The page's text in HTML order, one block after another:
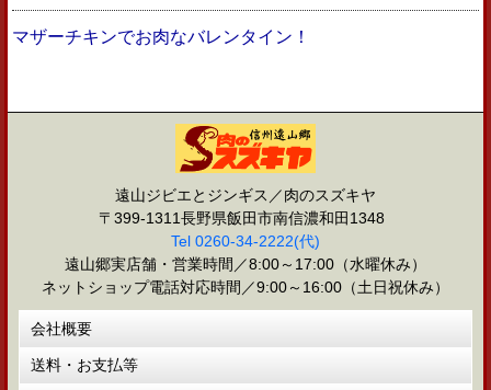
マザーチキンでお肉なバレンタイン！
遠山ジビエとジンギス／肉のスズキヤ
〒399-1311長野県飯田市南信濃和田1348
Tel 0260-34-2222(代)
遠山郷実店舗・営業時間／8:00～17:00（水曜休み）
ネットショップ電話対応時間／9:00～16:00（土日祝休み）
会社概要
送料・お支払等